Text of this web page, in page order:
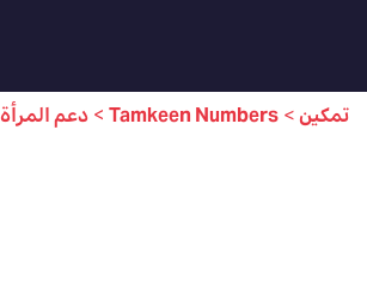
تمكين>
Tamkeen Numbers
>دعم المرأة